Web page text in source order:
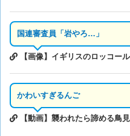
国連審査員「岩やろ…」
【画像】イギリスのロッコー
かわいすぎるんご
【動画】襲われたら諦める鳥